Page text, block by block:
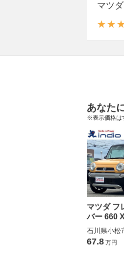
マツダ
あなた
※表示価格は
マツダ フ
バー 660
石川県小松
67.8 万円